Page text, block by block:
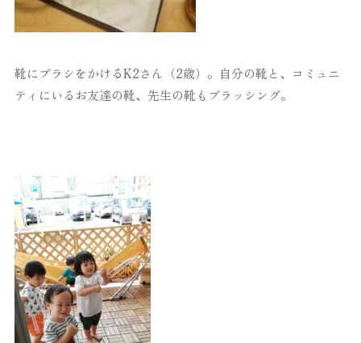
靴にブラシをかけるK2さん（2歳）。自分の靴と、コミュニ
ティにいるお友達の靴、先生の靴もブラッシング。